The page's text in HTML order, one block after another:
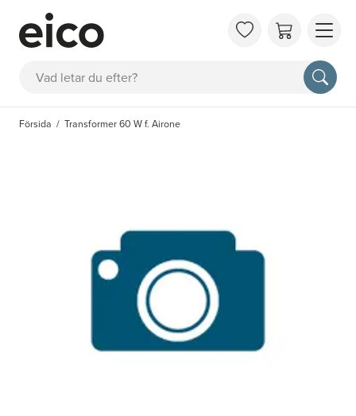
Sök
OM
FAQ
Försida Transformer 60 W f. Airone